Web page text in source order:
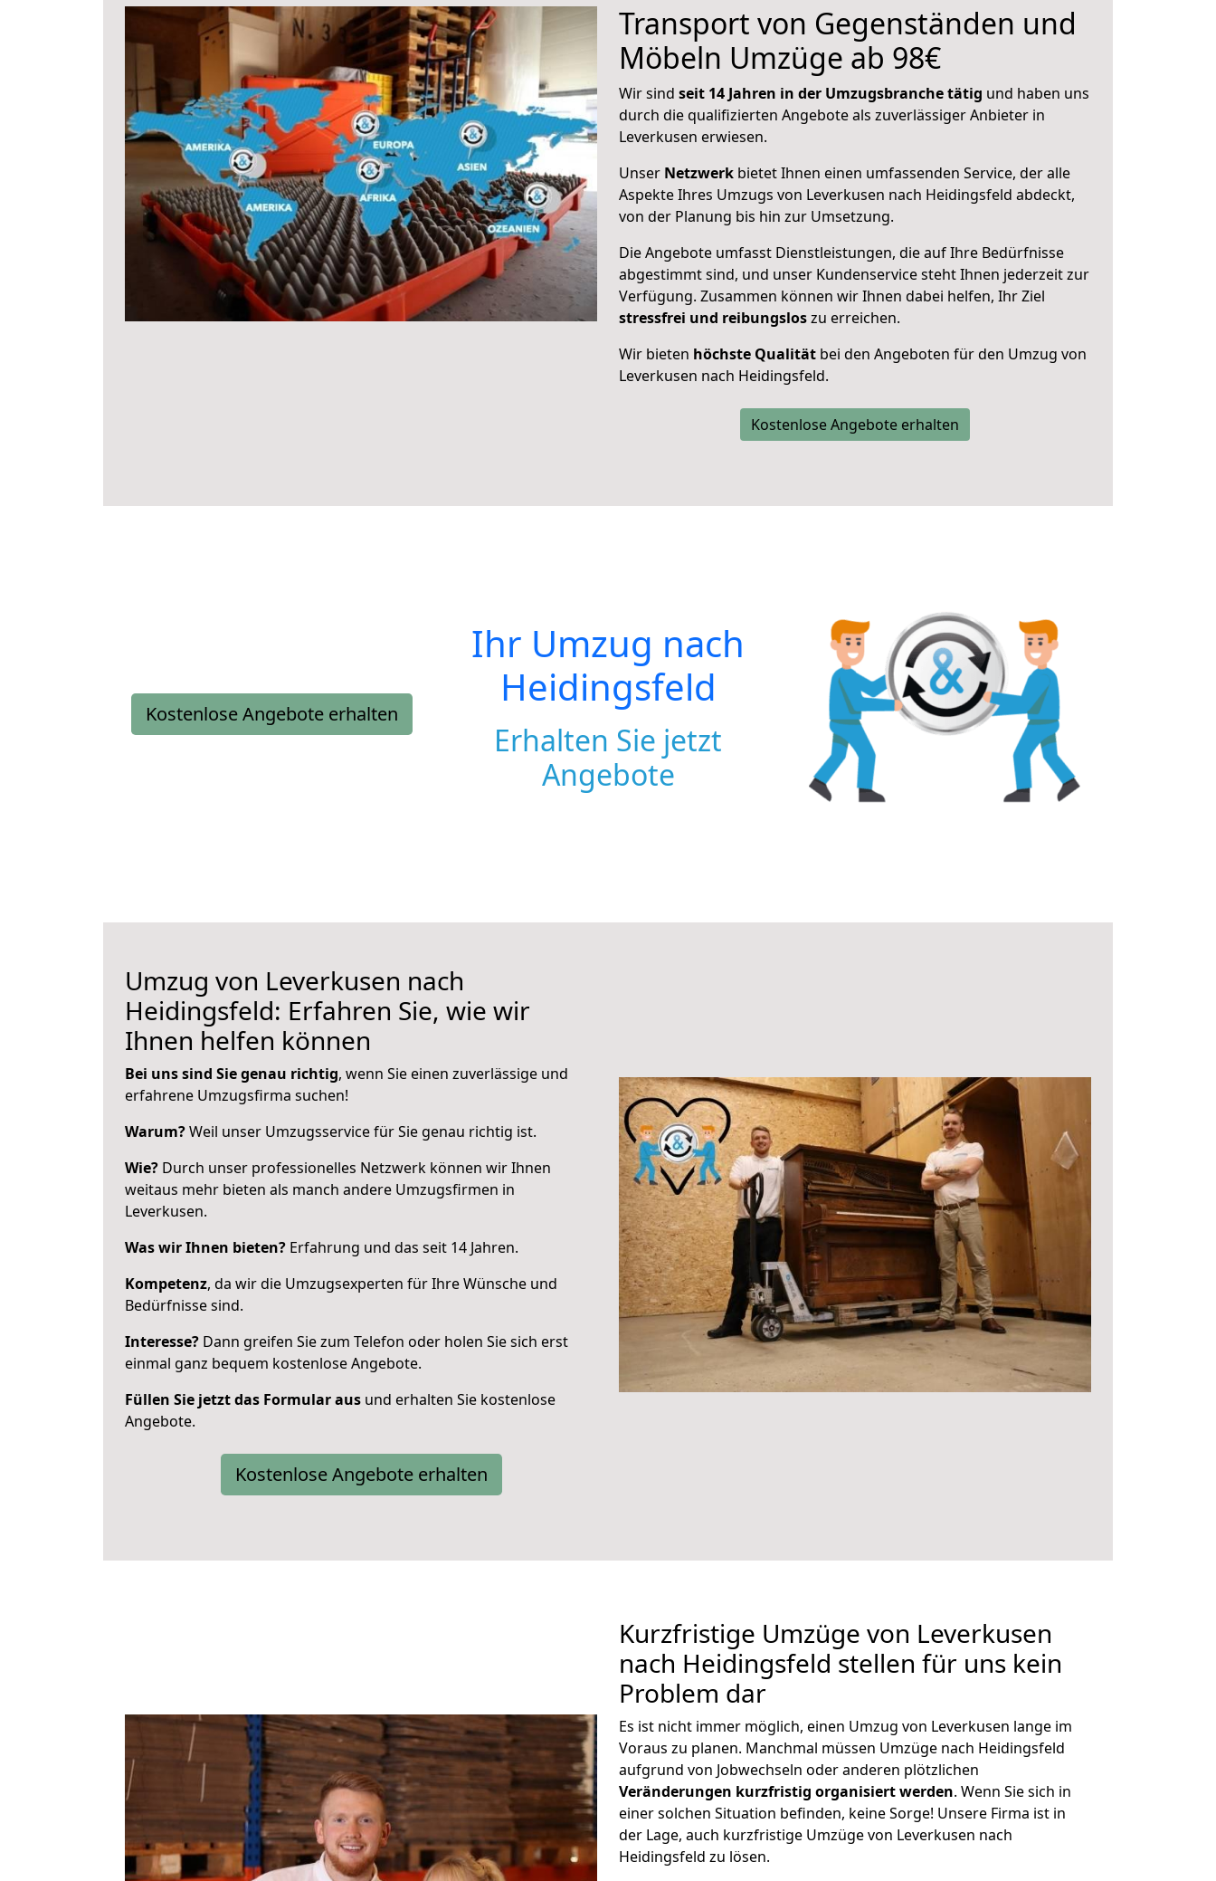
Transport von Gegenständen und
Möbeln Umzüge ab 98€
Wir sind seit 14 Jahren in der Umzugsbranche tätig und haben uns
durch die qualifizierten Angebote als zuverlässiger Anbieter in
Leverkusen erwiesen.
Unser Netzwerk bietet Ihnen einen umfassenden Service, der alle
Aspekte Ihres Umzugs von Leverkusen nach Heidingsfeld abdeckt,
von der Planung bis hin zur Umsetzung.
Die Angebote umfasst Dienstleistungen, die auf Ihre Bedürfnisse
abgestimmt sind, und unser Kundenservice steht Ihnen jederzeit zur
Verfügung. Zusammen können wir Ihnen dabei helfen, Ihr Ziel
stressfrei und reibungsloszu erreichen.
Wir bieten höchste Qualität bei den Angeboten für den Umzug von
Leverkusen nach Heidingsfeld.
Kostenlose Angebote erhalten
Kostenlose Angebote erhalten
Ihr Umzug nach
Heidingsfeld
Erhalten Sie jetzt
Angebote
Umzug von Leverkusen nach
Heidingsfeld: Erfahren Sie, wie wir
Ihnen helfen können
Bei uns sind Sie genau richtig, wenn Sie einen zuverlässige und
erfahrene Umzugsfirma suchen!
Warum?Weil unser Umzugsservice für Sie genau richtig ist.
Wie? Durch unser professionelles Netzwerk können wir Ihnen
weitaus mehr bieten als manch andere Umzugsfirmen in
Leverkusen.
Was wir Ihnen bieten? Erfahrung und das seit 14 Jahren.
Kompetenz, da wir die Umzugsexperten für Ihre Wünsche und
Bedürfnisse sind.
Interesse? Dann greifen Sie zum Telefon oder holen Sie sich erst
einmal ganz bequem kostenlose Angebote.
Füllen Sie jetzt das Formular aus und erhalten Sie kostenlose
Angebote.
Kostenlose Angebote erhalten
Kurzfristige Umzüge von Leverkusen
nach Heidingsfeld stellen für uns kein
Problem dar
Es ist nicht immer möglich, einen Umzug von Leverkusen lange im
Voraus zu planen. Manchmal müssen Umzüge nach Heidingsfeld
aufgrund von Jobwechseln oder anderen plötzlichen
Veränderungen kurzfristig organisiert werden. Wenn Sie sich in
einer solchen Situation befinden, keine Sorge! Unsere Firma ist in
der Lage, auch kurzfristige Umzüge von Leverkusen nach
Heidingsfeld zu lösen.